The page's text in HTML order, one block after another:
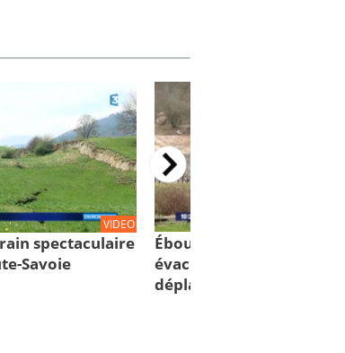
VIDEO
spectaculaire
Savoie
Éboulement de Culoz:
évacuées... 75 personnes
déplacées!